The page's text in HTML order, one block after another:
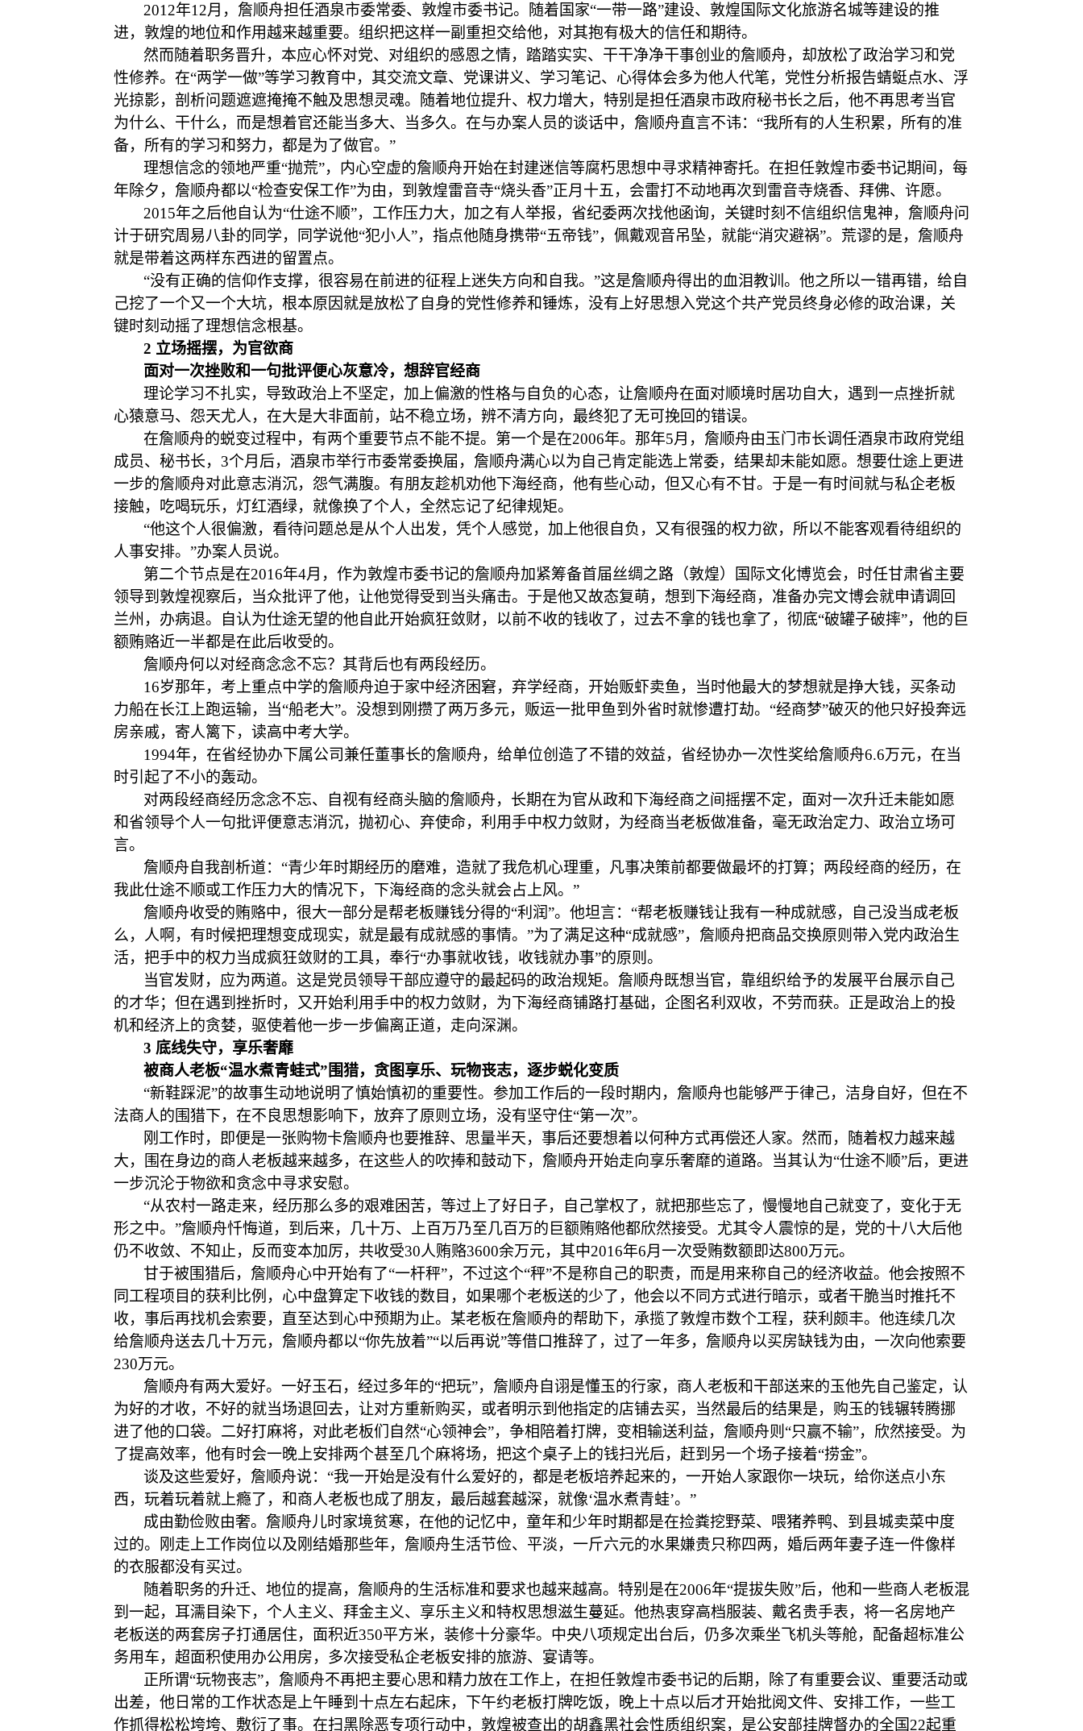
2012年12月，詹顺舟担任酒泉市委常委、敦煌市委书记。随着国家“一带一路”建设、敦煌国际文化旅游名城等建设的推
进，敦煌的地位和作用越来越重要。组织把这样一副重担交给他，对其抱有极大的信任和期待。
然而随着职务晋升，本应心怀对党、对组织的感恩之情，踏踏实实、干干净净干事创业的詹顺舟，却放松了政治学习和党
性修养。在“两学一做”等学习教育中，其交流文章、党课讲义、学习笔记、心得体会多为他人代笔，党性分析报告蜻蜓点水、浮
光掠影，剖析问题遮遮掩掩不触及思想灵魂。随着地位提升、权力增大，特别是担任酒泉市政府秘书长之后，他不再思考当官
为什么、干什么，而是想着官还能当多大、当多久。在与办案人员的谈话中，詹顺舟直言不讳：“我所有的人生积累，所有的准
备，所有的学习和努力，都是为了做官。”
理想信念的领地严重“抛荒”，内心空虚的詹顺舟开始在封建迷信等腐朽思想中寻求精神寄托。在担任敦煌市委书记期间，每
年除夕，詹顺舟都以“检查安保工作”为由，到敦煌雷音寺“烧头香”正月十五，会雷打不动地再次到雷音寺烧香、拜佛、许愿。
2015年之后他自认为“仕途不顺”，工作压力大，加之有人举报，省纪委两次找他函询，关键时刻不信组织信鬼神，詹顺舟问
计于研究周易八卦的同学，同学说他“犯小人”，指点他随身携带“五帝钱”，佩戴观音吊坠，就能“消灾避祸”。荒谬的是，詹顺舟
就是带着这两样东西进的留置点。
“没有正确的信仰作支撑，很容易在前进的征程上迷失方向和自我。”这是詹顺舟得出的血泪教训。他之所以一错再错，给自
己挖了一个又一个大坑，根本原因就是放松了自身的党性修养和锤炼，没有上好思想入党这个共产党员终身必修的政治课，关
键时刻动摇了理想信念根基。
2 立场摇摆，为官欲商
面对一次挫败和一句批评便心灰意冷，想辞官经商
理论学习不扎实，导致政治上不坚定，加上偏激的性格与自负的心态，让詹顺舟在面对顺境时居功自大，遇到一点挫折就
心猿意马、怨天尤人，在大是大非面前，站不稳立场，辨不清方向，最终犯了无可挽回的错误。
在詹顺舟的蜕变过程中，有两个重要节点不能不提。第一个是在2006年。那年5月，詹顺舟由玉门市长调任酒泉市政府党组
成员、秘书长，3个月后，酒泉市举行市委常委换届，詹顺舟满心以为自己肯定能选上常委，结果却未能如愿。想要仕途上更进
一步的詹顺舟对此意志消沉，怨气满腹。有朋友趁机劝他下海经商，他有些心动，但又心有不甘。于是一有时间就与私企老板
接触，吃喝玩乐，灯红酒绿，就像换了个人，全然忘记了纪律规矩。
“他这个人很偏激，看待问题总是从个人出发，凭个人感觉，加上他很自负，又有很强的权力欲，所以不能客观看待组织的
人事安排。”办案人员说。
第二个节点是在2016年4月，作为敦煌市委书记的詹顺舟加紧筹备首届丝绸之路（敦煌）国际文化博览会，时任甘肃省主要
领导到敦煌视察后，当众批评了他，让他觉得受到当头痛击。于是他又故态复萌，想到下海经商，准备办完文博会就申请调回
兰州，办病退。自认为仕途无望的他自此开始疯狂敛财，以前不收的钱收了，过去不拿的钱也拿了，彻底“破罐子破摔”，他的巨
额贿赂近一半都是在此后收受的。
詹顺舟何以对经商念念不忘？其背后也有两段经历。
16岁那年，考上重点中学的詹顺舟迫于家中经济困窘，弃学经商，开始贩虾卖鱼，当时他最大的梦想就是挣大钱，买条动
力船在长江上跑运输，当“船老大”。没想到刚攒了两万多元，贩运一批甲鱼到外省时就惨遭打劫。“经商梦”破灭的他只好投奔远
房亲戚，寄人篱下，读高中考大学。
1994年，在省经协办下属公司兼任董事长的詹顺舟，给单位创造了不错的效益，省经协办一次性奖给詹顺舟6.6万元，在当
时引起了不小的轰动。
对两段经商经历念念不忘、自视有经商头脑的詹顺舟，长期在为官从政和下海经商之间摇摆不定，面对一次升迁未能如愿
和省领导个人一句批评便意志消沉，抛初心、弃使命，利用手中权力敛财，为经商当老板做准备，毫无政治定力、政治立场可
言。
詹顺舟自我剖析道： “青少年时期经历的磨难，造就了我危机心理重，凡事决策前都要做最坏的打算；两段经商的经历，在
我此仕途不顺或工作压力大的情况下，下海经商的念头就会占上风。”
詹顺舟收受的贿赂中，很大一部分是帮老板赚钱分得的“利润”。他坦言：“帮老板赚钱让我有一种成就感，自己没当成老板
么，人啊，有时候把理想变成现实，就是最有成就感的事情。”为了满足这种“成就感”，詹顺舟把商品交换原则带入党内政治生
活，把手中的权力当成疯狂敛财的工具，奉行“办事就收钱，收钱就办事”的原则。
当官发财，应为两道。这是党员领导干部应遵守的最起码的政治规矩。詹顺舟既想当官，靠组织给予的发展平台展示自己
的才华；但在遇到挫折时，又开始利用手中的权力敛财，为下海经商铺路打基础，企图名利双收，不劳而获。正是政治上的投
机和经济上的贪婪，驱使着他一步一步偏离正道，走向深渊。
3 底线失守，享乐奢靡
被商人老板“温水煮青蛙式”围猎，贪图享乐、玩物丧志，逐步蜕化变质
“新鞋踩泥”的故事生动地说明了慎始慎初的重要性。参加工作后的一段时期内，詹顺舟也能够严于律己，洁身自好，但在不
法商人的围猎下，在不良思想影响下，放弃了原则立场，没有坚守住“第一次”。
刚工作时，即便是一张购物卡詹顺舟也要推辞、思量半天，事后还要想着以何种方式再偿还人家。然而，随着权力越来越
大，围在身边的商人老板越来越多，在这些人的吹捧和鼓动下，詹顺舟开始走向享乐奢靡的道路。当其认为“仕途不顺”后，更进
一步沉沦于物欲和贪念中寻求安慰。
“从农村一路走来，经历那么多的艰难困苦，等过上了好日子，自己掌权了，就把那些忘了，慢慢地自己就变了，变化于无
形之中。”詹顺舟忏悔道，到后来，几十万、上百万乃至几百万的巨额贿赂他都欣然接受。尤其令人震惊的是，党的十八大后他
仍不收敛、不知止，反而变本加厉，共收受30人贿赂3600余万元，其中2016年6月一次受贿数额即达800万元。
甘于被围猎后，詹顺舟心中开始有了“一杆秤”，不过这个“秤”不是称自己的职责，而是用来称自己的经济收益。他会按照不
同工程项目的获利比例，心中盘算定下收钱的数目，如果哪个老板送的少了，他会以不同方式进行暗示，或者干脆当时推托不
收，事后再找机会索要，直至达到心中预期为止。某老板在詹顺舟的帮助下，承揽了敦煌市数个工程，获利颇丰。他连续几次
给詹顺舟送去几十万元，詹顺舟都以“你先放着”“以后再说”等借口推辞了，过了一年多，詹顺舟以买房缺钱为由，一次向他索要
230万元。
詹顺舟有两大爱好。一好玉石，经过多年的“把玩”，詹顺舟自诩是懂玉的行家，商人老板和干部送来的玉他先自己鉴定，认
为好的才收，不好的就当场退回去，让对方重新购买，或者明示到他指定的店铺去买，当然最后的结果是，购玉的钱辗转腾挪
进了他的口袋。二好打麻将，对此老板们自然“心领神会”，争相陪着打牌，变相输送利益，詹顺舟则“只赢不输”，欣然接受。为
了提高效率，他有时会一晚上安排两个甚至几个麻将场，把这个桌子上的钱扫光后，赶到另一个场子接着“捞金”。
谈及这些爱好，詹顺舟说： “我一开始是没有什么爱好的，都是老板培养起来的，一开始人家跟你一块玩，给你送点小东
西，玩着玩着就上瘾了，和商人老板也成了朋友，最后越套越深，就像‘温水煮青蛙’。”
成由勤俭败由奢。詹顺舟儿时家境贫寒，在他的记忆中，童年和少年时期都是在捡粪挖野菜、喂猪养鸭、到县城卖菜中度
过的。刚走上工作岗位以及刚结婚那些年，詹顺舟生活节俭、平淡，一斤六元的水果嫌贵只称四两，婚后两年妻子连一件像样
的衣服都没有买过。
随着职务的升迁、地位的提高，詹顺舟的生活标准和要求也越来越高。特别是在2006年“提拔失败”后，他和一些商人老板混
到一起，耳濡目染下，个人主义、拜金主义、享乐主义和特权思想滋生蔓延。他热衷穿高档服装、戴名贵手表，将一名房地产
老板送的两套房子打通居住，面积近350平方米，装修十分豪华。中央八项规定出台后，仍多次乘坐飞机头等舱，配备超标准公
务用车，超面积使用办公用房，多次接受私企老板安排的旅游、宴请等。
正所谓“玩物丧志”，詹顺舟不再把主要心思和精力放在工作上，在担任敦煌市委书记的后期，除了有重要会议、重要活动或
出差，他日常的工作状态是上午睡到十点左右起床，下午约老板打牌吃饭，晚上十点以后才开始批阅文件、安排工作，一些工
作抓得松松垮垮、敷衍了事。在扫黑除恶专项行动中，敦煌被查出的胡鑫黑社会性质组织案，是公安部挂牌督办的全国22起重